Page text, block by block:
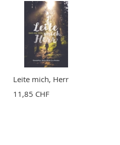
Leite mich, Herr
11,85 CHF